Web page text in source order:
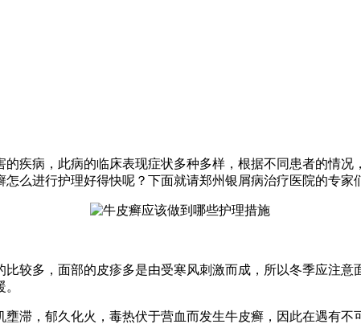
疾病，此病的临床表现症状多种多样，根据不同患者的情
么进行护理好得快呢？下面就请郑州银屑病治疗医院的专家
较多，面部的皮疹多是由受寒风刺激而成，所以冬季应注
滞，郁久化火，毒热伏于营血而发生牛皮癣，因此在遇有